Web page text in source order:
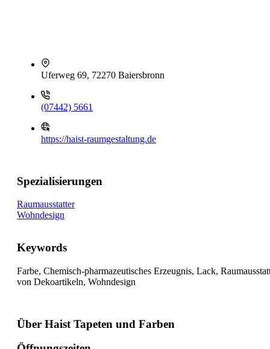
Uferweg 69, 72270 Baiersbronn
(07442) 5661
https://haist-raumgestaltung.de
Spezialisierungen
Raumausstatter
Wohndesign
Keywords
Farbe, Chemisch-pharmazeutisches Erzeugnis, Lack,
von Dekoartikeln, Wohndesign
Über Haist Tapeten und Farben